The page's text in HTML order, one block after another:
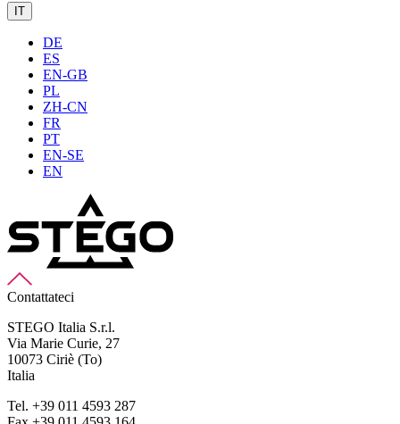
IT
DE
ES
EN-GB
PL
ZH-CN
FR
PT
EN-SE
EN
Contattateci
STEGO Italia S.r.l.
Via Marie Curie, 27
10073 Ciriè (To)
Italia
Tel. +39 011 4593 287